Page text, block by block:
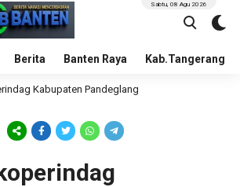
Berita Banten Raya Kab.Tangerang
Sabtu, 08 Agu 2026
Kabupaten Pandeglang